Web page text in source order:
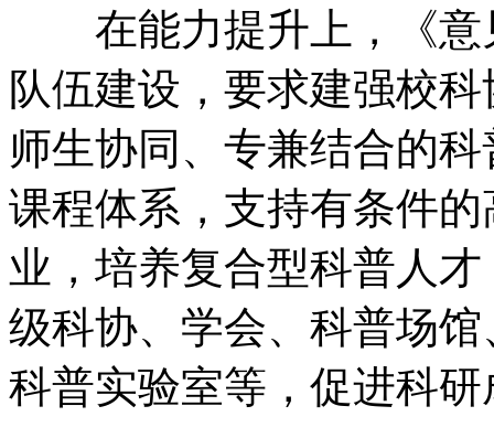
在能力提升上，《意
队伍建设，要求建强校
师生协同、专兼结合的
课程体系，支持有条件
业，培养复合型科普人
级科协、学会、科普场
科普实验室等，促进科